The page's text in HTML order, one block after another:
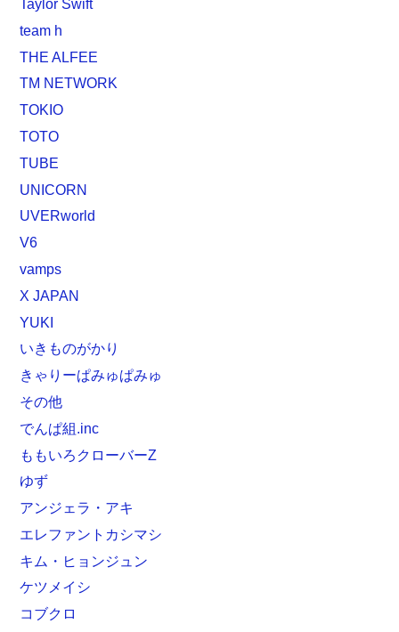
Taylor Swift
team h
THE ALFEE
TM NETWORK
TOKIO
TOTO
TUBE
UNICORN
UVERworld
V6
vamps
X JAPAN
YUKI
いきものがかり
きゃりーぱみゅぱみゅ
その他
でんぱ組.inc
ももいろクローバーZ
ゆず
アンジェラ・アキ
エレファントカシマシ
キム・ヒョンジュン
ケツメイシ
コブクロ